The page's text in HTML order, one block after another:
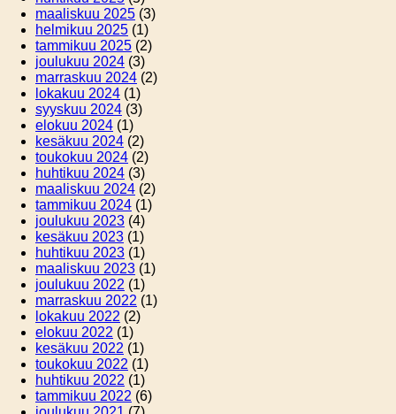
maaliskuu 2025 (3)
helmikuu 2025 (1)
tammikuu 2025 (2)
joulukuu 2024 (3)
marraskuu 2024 (2)
lokakuu 2024 (1)
syyskuu 2024 (3)
elokuu 2024 (1)
kesäkuu 2024 (2)
toukokuu 2024 (2)
huhtikuu 2024 (3)
maaliskuu 2024 (2)
tammikuu 2024 (1)
joulukuu 2023 (4)
kesäkuu 2023 (1)
huhtikuu 2023 (1)
maaliskuu 2023 (1)
joulukuu 2022 (1)
marraskuu 2022 (1)
lokakuu 2022 (2)
elokuu 2022 (1)
kesäkuu 2022 (1)
toukokuu 2022 (1)
huhtikuu 2022 (1)
tammikuu 2022 (6)